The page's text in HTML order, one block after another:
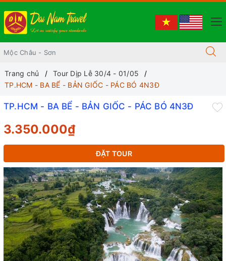
Trang chủ
Tour Dịp Lễ 30/4 - 01/05
TP.HCM - BA BỂ - BẢN GIỐC - PÁC BÓ 4N3Đ
TP.HCM - BA BỂ - BẢN GIỐC - PÁC BÓ 4N3Đ
3.350.000₫
ĐẶT TOUR